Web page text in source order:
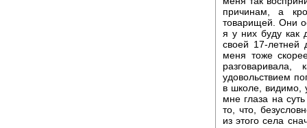
причинам, а
товарищей. Они
я у них буду как
своей 17-
меня тоже
удовольствием
в школе, видимо,
мне глаза на
то, что,
из этого села